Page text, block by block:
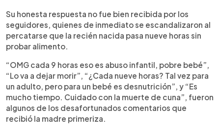
Su honesta respuesta no fue bien recibida por los
seguidores, quienes de inmediato se escandalizaron al
percatarse que la recién nacida pasa nueve horas sin
probar alimento.
“OMG cada 9 horas eso es abuso infantil, pobre bebé”,
“Lo va a dejar morir”, “¿Cada nueve horas? Tal vez para
un adulto, pero para un bebé es desnutrición”, y “Es
mucho tiempo. Cuidado con la muerte de cuna”, fueron
algunos de los desafortunados comentarios que
recibió la madre primeriza.